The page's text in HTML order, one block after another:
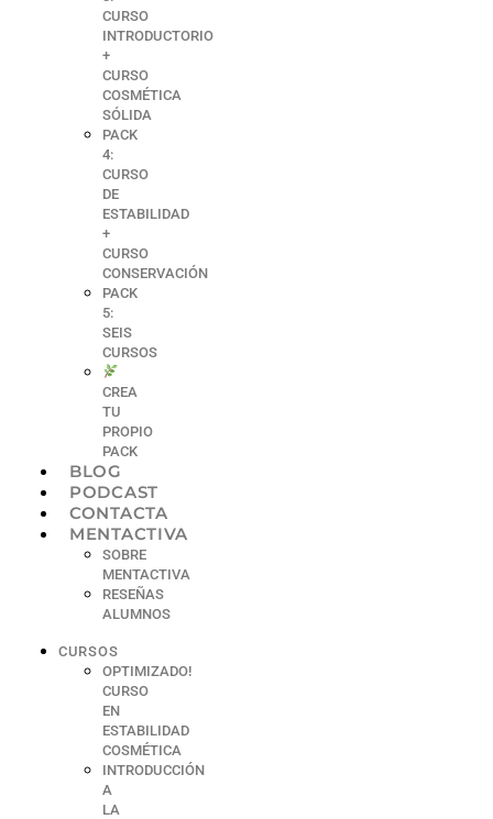
CURSO
INTRODUCTORIO
+
CURSO
COSMÉTICA
SÓLIDA
PACK
4:
CURSO
DE
ESTABILIDAD
+
CURSO
CONSERVACIÓN
PACK
5:
SEIS
CURSOS
CREA
TU
PROPIO
PACK
BLOG
PODCAST
CONTACTA
MENTACTIVA
SOBRE
MENTACTIVA
RESEÑAS
ALUMNOS
CURSOS
OPTIMIZADO!
CURSO
EN
ESTABILIDAD
COSMÉTICA
INTRODUCCIÓN
A
LA